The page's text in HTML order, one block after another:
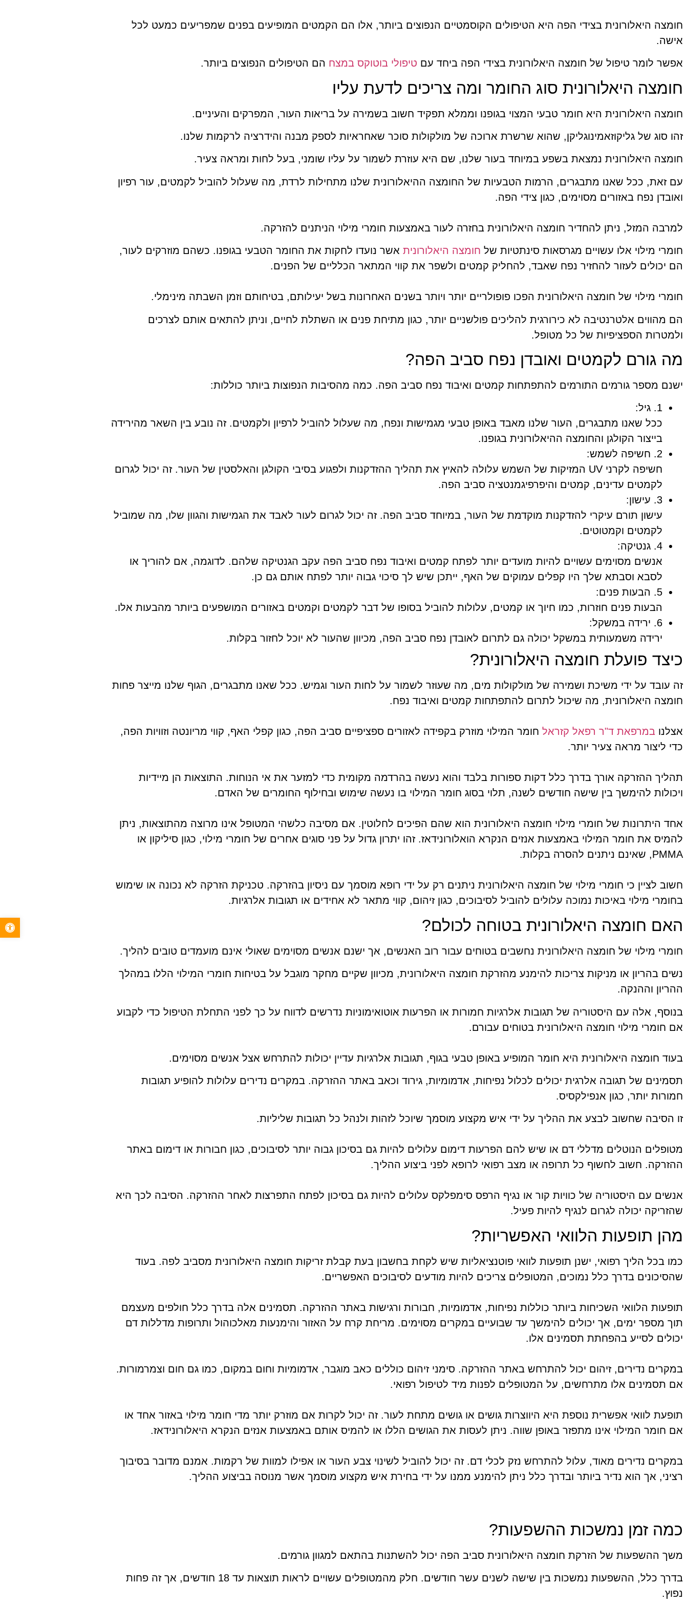
חומצה היאלורונית בצידי הפה היא הטיפולים הקוסמטיים הנפוצים ביותר, אלו הם הקמטים המופיעים בפנים שמפריעים כמעט לכל
אישה.
אפשר לומר טיפול של חומצה היאלורונית בצידי הפה ביחד עם טיפולי בוטוקס במצח הם הטיפולים הנפוצים ביותר.
חומצה היאלורונית סוג החומר ומה צריכים לדעת עליו
חומצה היאלורונית היא חומר טבעי המצוי בגופנו וממלא תפקיד חשוב בשמירה על בריאות העור, המפרקים והעיניים.
זהו סוג של גליקוזאמינוגליקן, שהוא שרשרת ארוכה של מולקולות סוכר שאחראיות לספק מבנה והידרציה לרקמות שלנו.
חומצה היאלורונית נמצאת בשפע במיוחד בעור שלנו, שם היא עוזרת לשמור על עליו שומני, בעל לחות ומראה צעיר.
עם זאת, ככל שאנו מתבגרים, הרמות הטבעיות של החומצה ההיאלורונית שלנו מתחילות לרדת, מה שעלול להוביל לקמטים, עור רפיון
ואובדן נפח באזורים מסוימים, כגון צידי הפה.
למרבה המזל, ניתן להחדיר חומצה היאלורונית בחזרה לעור באמצעות חומרי מילוי הניתנים להזרקה.
חומרי מילוי אלו עשויים מגרסאות סינתטיות של חומצה היאלורונית אשר נועדו לחקות את החומר הטבעי בגופנו. כשהם מוזרקים לעור,
הם יכולים לעזור להחזיר נפח שאבד, להחליק קמטים ולשפר את קווי המתאר הכלליים של הפנים.
חומרי מילוי של חומצה היאלורונית הפכו פופולריים יותר ויותר בשנים האחרונות בשל יעילותם, בטיחותם וזמן השבתה מינימלי.
הם מהווים אלטרנטיבה לא כירורגית להליכים פולשניים יותר, כגון מתיחת פנים או השתלת לחיים, וניתן להתאים אותם לצרכים
ולמטרות הספציפיות של כל מטופל.
מה גורם לקמטים ואובדן נפח סביב הפה?
ישנם מספר גורמים התורמים להתפתחות קמטים ואיבוד נפח סביב הפה. כמה מהסיבות הנפוצות ביותר כוללות:
1. גיל:
ככל שאנו מתבגרים, העור שלנו מאבד באופן טבעי מגמישות ונפח, מה שעלול להוביל לרפיון ולקמטים. זה נובע בין השאר מהירידה
בייצור הקולגן והחומצה ההיאלורונית בגופנו.
2. חשיפה לשמש:
חשיפה לקרני UV המזיקות של השמש עלולה להאיץ את תהליך ההזדקנות ולפגוע בסיבי הקולגן והאלסטין של העור. זה יכול לגרום
לקמטים עדינים, קמטים והיפרפיגמנטציה סביב הפה.
3. עישון:
עישון תורם עיקרי להזדקנות מוקדמת של העור, במיוחד סביב הפה. זה יכול לגרום לעור לאבד את הגמישות והגוון שלו, מה שמוביל
לקמטים וקמטוטים.
4. גנטיקה:
אנשים מסוימים עשויים להיות מועדים יותר לפתח קמטים ואיבוד נפח סביב הפה עקב הגנטיקה שלהם. לדוגמה, אם להוריך או
לסבא וסבתא שלך היו קפלים עמוקים של האף, ייתכן שיש לך סיכוי גבוה יותר לפתח אותם גם כן.
5. הבעות פנים:
הבעות פנים חוזרות, כמו חיוך או קמטים, עלולות להוביל בסופו של דבר לקמטים וקמטים באזורים המושפעים ביותר מהבעות אלו.
6. ירידה במשקל:
ירידה משמעותית במשקל יכולה גם לתרום לאובדן נפח סביב הפה, מכיוון שהעור לא יוכל לחזור בקלות.
כיצד פועלת חומצה היאלורונית?
זה עובד על ידי משיכת ושמירה של מולקולות מים, מה שעוזר לשמור על לחות העור וגמיש. ככל שאנו מתבגרים, הגוף שלנו מייצר פחות
חומצה היאלורונית, מה שיכול לתרום להתפתחות קמטים ואיבוד נפח.
אצלנו במרפאת ד"ר רפאל קזראל חומר המילוי מוזרק בקפידה לאזורים ספציפיים סביב הפה, כגון קפלי האף, קווי מריונטה וזוויות הפה,
כדי ליצור מראה צעיר יותר.
תהליך ההזרקה אורך בדרך כלל דקות ספורות בלבד והוא נעשה בהרדמה מקומית כדי למזער את אי הנוחות. התוצאות הן מיידיות
ויכולות להימשך בין שישה חודשים לשנה, תלוי בסוג חומר המילוי בו נעשה שימוש ובחילוף החומרים של האדם.
אחד היתרונות של חומרי מילוי חומצה היאלורונית הוא שהם הפיכים לחלוטין. אם מסיבה כלשהי המטופל אינו מרוצה מהתוצאות, ניתן
להמיס את חומר המילוי באמצעות אנזים הנקרא הואלורונידאז. זהו יתרון גדול על פני סוגים אחרים של חומרי מילוי, כגון סיליקון או
PMMA, שאינם ניתנים להסרה בקלות.
חשוב לציין כי חומרי מילוי של חומצה היאלורונית ניתנים רק על ידי רופא מוסמך עם ניסיון בהזרקה. טכניקת הזרקה לא נכונה או שימוש
בחומרי מילוי באיכות נמוכה עלולים להוביל לסיבוכים, כגון זיהום, קווי מתאר לא אחידים או תגובות אלרגיות.
האם חומצה היאלורונית בטוחה לכולם?
חומרי מילוי של חומצה היאלורונית נחשבים בטוחים עבור רוב האנשים, אך ישנם אנשים מסוימים שאולי אינם מועמדים טובים להליך.
נשים בהריון או מניקות צריכות להימנע מהזרקת חומצה היאלורונית, מכיוון שקיים מחקר מוגבל על בטיחות חומרי המילוי הללו במהלך
ההריון וההנקה.
בנוסף, אלה עם היסטוריה של תגובות אלרגיות חמורות או הפרעות אוטואימוניות נדרשים לדווח על כך לפני התחלת הטיפול כדי לקבוע
אם חומרי מילוי חומצה היאלורונית בטוחים עבורם.
בעוד חומצה היאלורונית היא חומר המופיע באופן טבעי בגוף, תגובות אלרגיות עדיין יכולות להתרחש אצל אנשים מסוימים.
תסמינים של תגובה אלרגית יכולים לכלול נפיחות, אדמומיות, גירוד וכאב באתר ההזרקה. במקרים נדירים עלולות להופיע תגובות
חמורות יותר, כגון אנפילקסיס.
זו הסיבה שחשוב לבצע את ההליך על ידי איש מקצוע מוסמך שיוכל לזהות ולנהל כל תגובות שליליות.
מטופלים הנוטלים מדללי דם או שיש להם הפרעות דימום עלולים להיות גם בסיכון גבוה יותר לסיבוכים, כגון חבורות או דימום באתר
ההזרקה. חשוב לחשוף כל תרופה או מצב רפואי לרופא לפני ביצוע ההליך.
אנשים עם היסטוריה של כוויות קור או נגיף הרפס סימפלקס עלולים להיות גם בסיכון לפתח התפרצות לאחר ההזרקה. הסיבה לכך היא
שהזריקה יכולה לגרום לנגיף להיות פעיל.
מהן תופעות הלוואי האפשריות?
כמו בכל הליך רפואי, ישנן תופעות לוואי פוטנציאליות שיש לקחת בחשבון בעת קבלת זריקות חומצה היאלורונית מסביב לפה. בעוד
שהסיכונים בדרך כלל נמוכים, המטופלים צריכים להיות מודעים לסיבוכים האפשריים.
תופעות הלוואי השכיחות ביותר כוללות נפיחות, אדמומיות, חבורות ורגישות באתר ההזרקה. תסמינים אלה בדרך כלל חולפים מעצמם
תוך מספר ימים, אך יכולים להימשך עד שבועיים במקרים מסוימים. מריחת קרח על האזור והימנעות מאלכוהול ותרופות מדללות דם
יכולים לסייע בהפחתת תסמינים אלו.
במקרים נדירים, זיהום יכול להתרחש באתר ההזרקה. סימני זיהום כוללים כאב מוגבר, אדמומיות וחום במקום, כמו גם חום וצמרמורות.
אם תסמינים אלו מתרחשים, על המטופלים לפנות מיד לטיפול רפואי.
תופעת לוואי אפשרית נוספת היא היווצרות גושים או גושים מתחת לעור. זה יכול לקרות אם מוזרק יותר מדי חומר מילוי באזור אחד או
אם חומר המילוי אינו מתפזר באופן שווה. ניתן לעסות את הגושים הללו או להמיס אותם באמצעות אנזים הנקרא היאלורונידאז.
במקרים נדירים מאוד, עלול להתרחש נזק לכלי דם. זה יכול להוביל לשינוי צבע העור או אפילו למוות של רקמות. אמנם מדובר בסיבוך
רציני, אך הוא נדיר ביותר ובדרך כלל ניתן להימנע ממנו על ידי בחירת איש מקצוע מוסמך אשר מנוסה בביצוע ההליך.
כמה זמן נמשכות ההשפעות?
משך ההשפעות של הזרקת חומצה היאלורונית סביב הפה יכול להשתנות בהתאם למגוון גורמים.
בדרך כלל, ההשפעות נמשכות בין שישה לשנים עשר חודשים. חלק מהמטופלים עשויים לראות תוצאות עד 18 חודשים, אך זה פחות
נפוץ.
פתח